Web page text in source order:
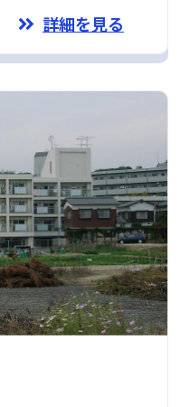
詳細を見る